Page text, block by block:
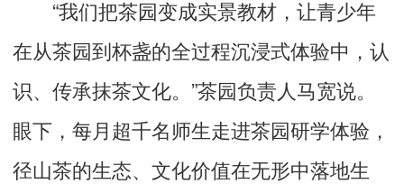
“我们把茶园变成实景教材，让青少年
在从茶园到杯盏的全过程沉浸式体验中，认
识、传承抹茶文化。”茶园负责人马宽说。
眼下，每月超千名师生走进茶园研学体验，
径山茶的生态、文化价值在无形中落地生